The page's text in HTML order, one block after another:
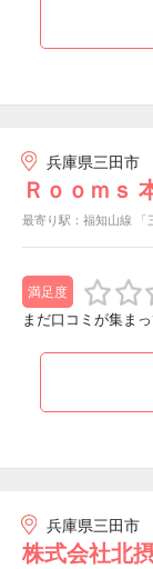
兵庫県三田市
Ｒｏｏｍｓ
最寄り駅：福知山線 「
満足度
まだ口コミが集ま
兵庫県三田市
株式会社北